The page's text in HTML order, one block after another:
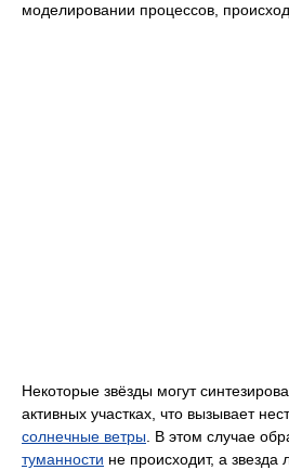
моделировании процессов,
Некоторые звёзды могут
активных участках, что вызывает
солнечные ветры. В этом случае
туманности не происходит, а звезда